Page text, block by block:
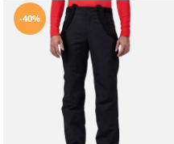
-40%